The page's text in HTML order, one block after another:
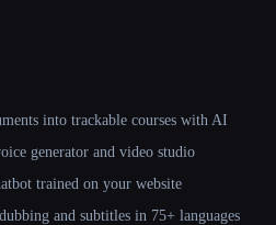
into trackable courses with AI
generator and video studio
trained on your website
and subtitles in 75+ languages